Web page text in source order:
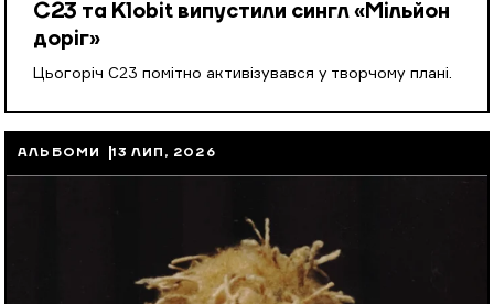
С23 та Klobit випустили сингл «Мільйон
доріг»
Цьогоріч С23 помітно активізувався у творчому плані.
АЛЬБОМИ 13 ЛИП, 2026